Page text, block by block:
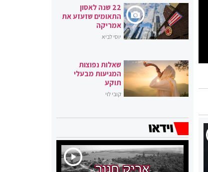
22 שנה לאסון
התאומים שזעזע את
אמריקה
יוסי לביא
שאלות נפוצות
המגיעות מבעלי
תוקע
קובי לוי